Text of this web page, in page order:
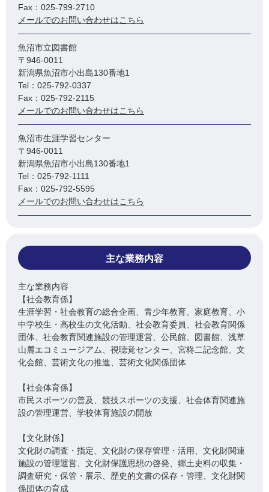
Fax：025-799-2710
メールでのお問い合わせはこちら
魚沼市立図書館
〒946-0011
新潟県魚沼市小出島130番地1
Tel：025-792-0337
Fax：025-792-2115
メールでのお問い合わせはこちら
魚沼市生涯学習センター
〒946-0011
新潟県魚沼市小出島130番地1
Tel：025-792-1111
Fax：025-792-5595
メールでのお問い合わせはこちら
主な業務内容
主な業務内容
【社会教育係】
生涯学習・社会教育の総合企画、青少年教育、家庭教育、小
中学校生・高校生の文化活動、社会教育委員、社会教育関係
団体、社会教育関連施設の管理運営、公民館、図書館、浅草
山麓エコミュージアム、視聴覚センター、宮柊二記念館、文
化会館、芸術文化の推進、芸術文化関係団体
【社会体育係】
市民スポーツの普及、競技スポーツの支援、社会体育関連施
設の管理運営、学校体育施設の開放
【文化財係】
文化財の調査・指定、文化財の保存管理・活用、文化財関連
施設の管理運営、文化財保護思想の啓発、郷土史料の収集・
調査研究・保管・展示、歴史的文書の保存・管理、文化財関
係団体の育成